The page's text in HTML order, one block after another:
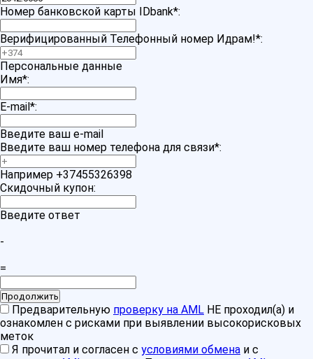
Номер банковской карты IDbank*:
Верифицированный Телефонный номер Идрам!*:
Персональные данные
Имя*:
E-mail*:
Введите ваш e-mail
Введите ваш номер телефона для связи*:
Например +37455326398
Скидочный купон:
Введите ответ
-
=
Предварительную проверку на AML НЕ проходил(а) и
ознакомлен с рисками при выявлении высокорисковых
меток
Я прочитал и согласен с условиями обмена и с